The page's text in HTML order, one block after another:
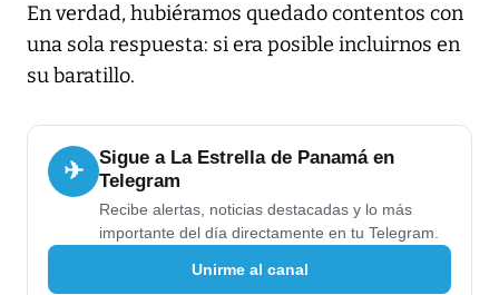
En verdad, hubiéramos quedado contentos con
una sola respuesta: si era posible incluirnos en
su baratillo.
✈
Sigue a La Estrella de Panamá en
Telegram
Recibe alertas, noticias destacadas y lo más
importante del día directamente en tu Telegram.
Unirme al canal